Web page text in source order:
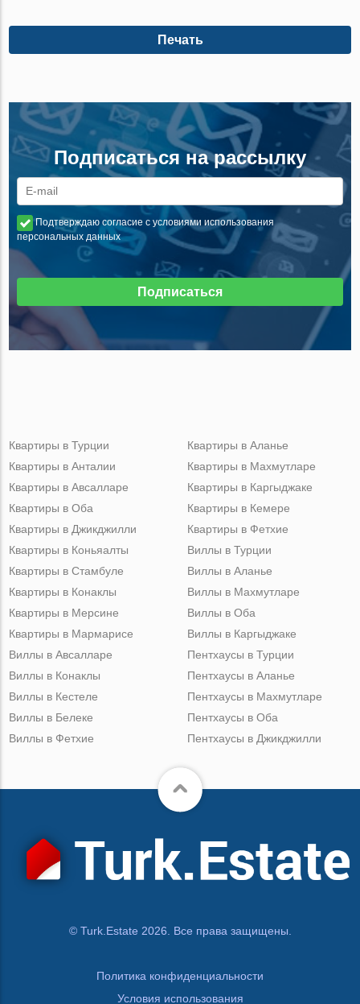
Печать
Подписаться на рассылку
Подтверждаю согласие с условиями использования
персональных данных
Подписаться
Квартиры в Турции
Квартиры в Анталии
Квартиры в Авсалларе
Квартиры в Оба
Квартиры в Джикджилли
Квартиры в Аланье
Квартиры в Махмутларе
Квартиры в Каргыджаке
Квартиры в Кемере
Квартиры в Фетхие
Квартиры в Коньяалты
Квартиры в Стамбуле
Квартиры в Конаклы
Квартиры в Мерсине
Квартиры в Мармарисе
Виллы в Турции
Виллы в Аланье
Виллы в Махмутларе
Виллы в Оба
Виллы в Каргыджаке
Виллы в Авсалларе
Виллы в Конаклы
Виллы в Кестеле
Виллы в Белеке
Виллы в Фетхие
Пентхаусы в Турции
Пентхаусы в Аланье
Пентхаусы в Махмутларе
Пентхаусы в Оба
Пентхаусы в Джикджилли
© Turk.Estate 2026. Все права защищены.
Политика конфиденциальности
Условия использования